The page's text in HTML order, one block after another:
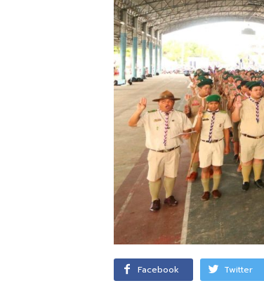
Facebook Twitter